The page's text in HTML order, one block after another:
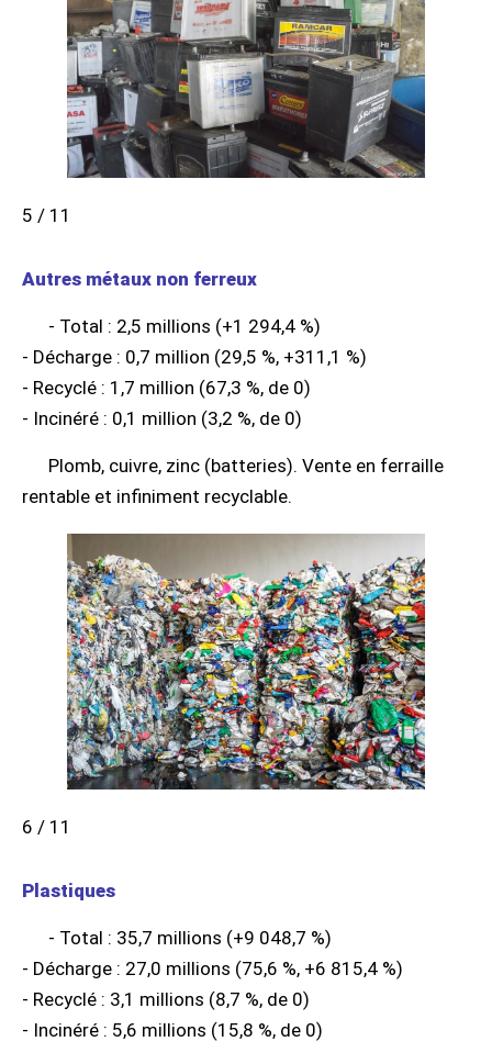
5 / 11
Autres métaux non ferreux
- Total : 2,5 millions (+1 294,4 %)
- Décharge : 0,7 million (29,5 %, +311,1 %)
- Recyclé : 1,7 million (67,3 %, de 0)
- Incinéré : 0,1 million (3,2 %, de 0)
Plomb, cuivre, zinc (batteries). Vente en ferraille
rentable et infiniment recyclable.
6 / 11
Plastiques
- Total : 35,7 millions (+9 048,7 %)
- Décharge : 27,0 millions (75,6 %, +6 815,4 %)
- Recyclé : 3,1 millions (8,7 %, de 0)
- Incinéré : 5,6 millions (15,8 %, de 0)